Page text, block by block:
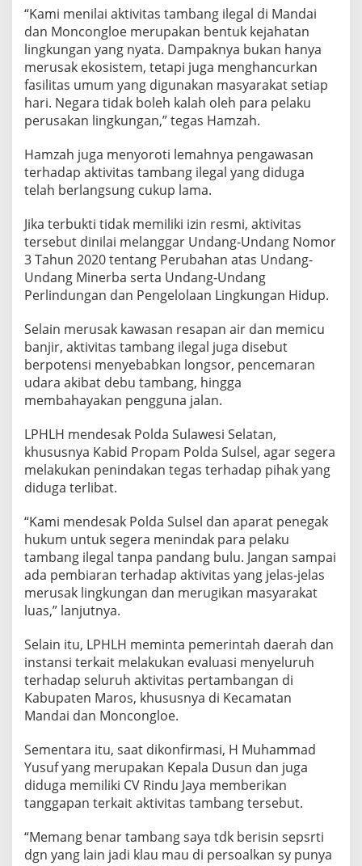
“Kami menilai aktivitas tambang ilegal di Mandai
dan Moncongloe merupakan bentuk kejahatan
lingkungan yang nyata. Dampaknya bukan hanya
merusak ekosistem, tetapi juga menghancurkan
fasilitas umum yang digunakan masyarakat setiap
hari. Negara tidak boleh kalah oleh para pelaku
perusakan lingkungan,” tegas Hamzah.
Hamzah juga menyoroti lemahnya pengawasan
terhadap aktivitas tambang ilegal yang diduga
telah berlangsung cukup lama.
Jika terbukti tidak memiliki izin resmi, aktivitas
tersebut dinilai melanggar Undang-Undang Nomor
3 Tahun 2020 tentang Perubahan atas Undang-
Undang Minerba serta Undang-Undang
Perlindungan dan Pengelolaan Lingkungan Hidup.
Selain merusak kawasan resapan air dan memicu
banjir, aktivitas tambang ilegal juga disebut
berpotensi menyebabkan longsor, pencemaran
udara akibat debu tambang, hingga
membahayakan pengguna jalan.
LPHLH mendesak Polda Sulawesi Selatan,
khususnya Kabid Propam Polda Sulsel, agar segera
melakukan penindakan tegas terhadap pihak yang
diduga terlibat.
“Kami mendesak Polda Sulsel dan aparat penegak
hukum untuk segera menindak para pelaku
tambang ilegal tanpa pandang bulu. Jangan sampai
ada pembiaran terhadap aktivitas yang jelas-jelas
merusak lingkungan dan merugikan masyarakat
luas,” lanjutnya.
Selain itu, LPHLH meminta pemerintah daerah dan
instansi terkait melakukan evaluasi menyeluruh
terhadap seluruh aktivitas pertambangan di
Kabupaten Maros, khususnya di Kecamatan
Mandai dan Moncongloe.
Sementara itu, saat dikonfirmasi, H Muhammad
Yusuf yang merupakan Kepala Dusun dan juga
diduga memiliki CV Rindu Jaya memberikan
tanggapan terkait aktivitas tambang tersebut.
“Memang benar tambang saya tdk berisin sepsrti
dgn yang lain jadi klau mau di persoalkan sy punya